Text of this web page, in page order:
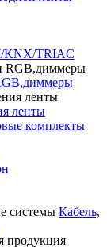
KNX/TRIAC
ленты
комплекты
Кабель,